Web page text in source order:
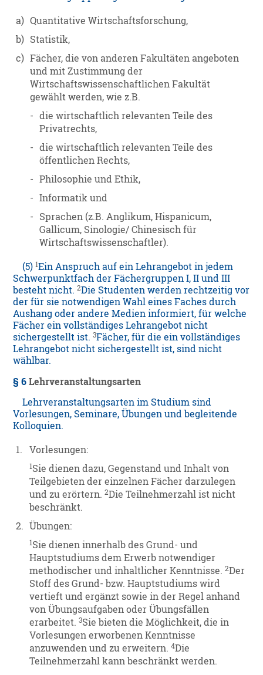
a) Quantitative Wirtschaftsforschung,
b) Statistik,
c) Fächer, die von anderen Fakultäten angeboten
und mit Zustimmung der
Wirtschaftswissenschaftlichen Fakultät
gewählt werden, wie z.B.
- die wirtschaftlich relevanten Teile des
Privatrechts,
- die wirtschaftlich relevanten Teile des
öffentlichen Rechts,
- Philosophie und Ethik,
- Informatik und
- Sprachen (z.B. Anglikum, Hispanicum,
Gallicum, Sinologie/ Chinesisch für
Wirtschaftswissenschaftler).
(5)1Ein Anspruch auf ein Lehrangebot in jedem
Schwerpunktfach der Fächergruppen I, II und III
besteht nicht.2Die Studenten werden rechtzeitig vor
der für sie notwendigen Wahl eines Faches durch
Aushang oder andere Medien informiert, für welche
Fächer ein vollständiges Lehrangebot nicht
sichergestellt ist.3Fächer, für die ein vollständiges
Lehrangebot nicht sichergestellt ist, sind nicht
wählbar.
§ 6 Lehrveranstaltungsarten
Lehrveranstaltungsarten im Studium sind
Vorlesungen, Seminare, Übungen und begleitende
Kolloquien.
1. Vorlesungen:
1Sie dienen dazu, Gegenstand und Inhalt von
Teilgebieten der einzelnen Fächer darzulegen
und zu erörtern.2Die Teilnehmerzahl ist nicht
beschränkt.
2. Übungen:
1Sie dienen innerhalb des Grund- und
Hauptstudiums dem Erwerb notwendiger
methodischer und inhaltlicher Kenntnisse.2Der
Stoff des Grund- bzw. Hauptstudiums wird
vertieft und ergänzt sowie in der Regel anhand
von Übungsaufgaben oder Übungsfällen
erarbeitet.3Sie bieten die Möglichkeit, die in
Vorlesungen erworbenen Kenntnisse
anzuwenden und zu erweitern.4Die
Teilnehmerzahl kann beschränkt werden.